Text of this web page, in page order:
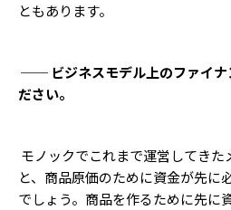
ともあります。
── ビジネスモデル上のファイナ
ださい。
モノックでこれまで運営してきた
と、商品原価のために資金が先に
でしょう。商品を作るために先に